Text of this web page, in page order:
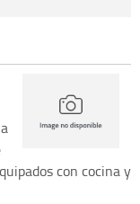
con cocina y